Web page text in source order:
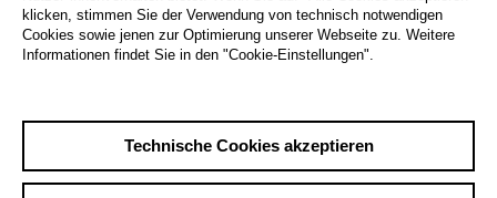
klicken, stimmen Sie der Verwendung von technisch notwendigen
Cookies sowie jenen zur Optimierung unserer Webseite zu. Weitere
Informationen findet Sie in den "Cookie-Einstellungen".
Technische Cookies akzeptieren